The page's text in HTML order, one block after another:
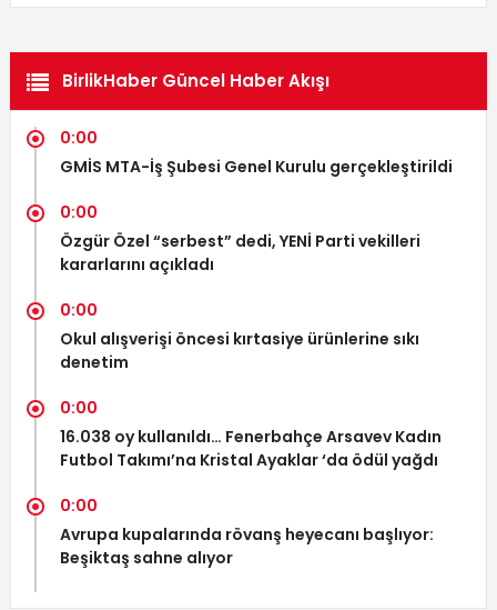
BirlikHaber Güncel Haber Akışı
0:00
GMİS MTA-İş Şubesi Genel Kurulu gerçekleştirildi
0:00
Özgür Özel “serbest” dedi, YENİ Parti vekilleri
kararlarını açıkladı
0:00
Okul alışverişi öncesi kırtasiye ürünlerine sıkı
denetim
0:00
16.038 oy kullanıldı… Fenerbahçe Arsavev Kadın
Futbol Takımı’na Kristal Ayaklar ‘da ödül yağdı
0:00
Avrupa kupalarında rövanş heyecanı başlıyor:
Beşiktaş sahne alıyor